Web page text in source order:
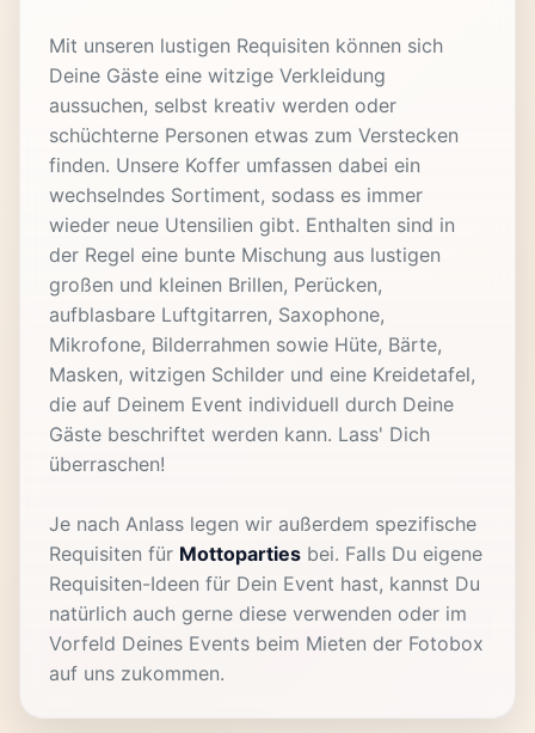
Mit unseren lustigen Requisiten können sich
Deine Gäste eine witzige Verkleidung
aussuchen, selbst kreativ werden oder
schüchterne Personen etwas zum Verstecken
finden. Unsere Koffer umfassen dabei ein
wechselndes Sortiment, sodass es immer
wieder neue Utensilien gibt. Enthalten sind in
der Regel eine bunte Mischung aus lustigen
großen und kleinen Brillen, Perücken,
aufblasbare Luftgitarren, Saxophone,
Mikrofone, Bilderrahmen sowie Hüte, Bärte,
Masken, witzigen Schilder und eine Kreidetafel,
die auf Deinem Event individuell durch Deine
Gäste beschriftet werden kann. Lass' Dich
überraschen!
Je nach Anlass legen wir außerdem spezifische
Requisiten für Mottoparties bei. Falls Du eigene
Requisiten-Ideen für Dein Event hast, kannst Du
natürlich auch gerne diese verwenden oder im
Vorfeld Deines Events beim Mieten der Fotobox
auf uns zukommen.